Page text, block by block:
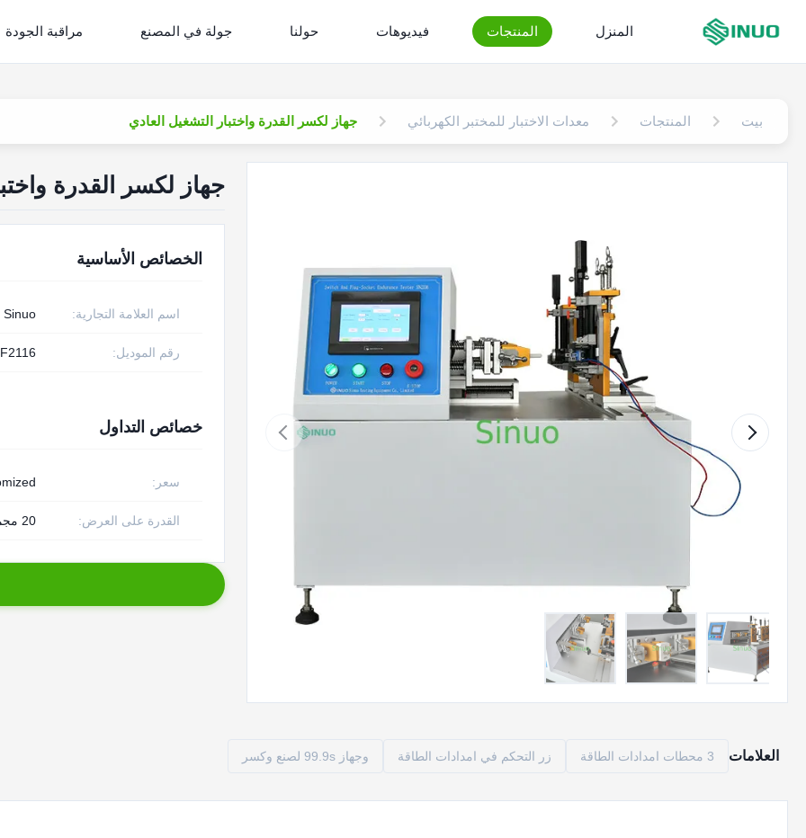
المنزل المنتجات فيديوهات حولنا جولة في المصنع مراقبة الجودة
بيت المنتجات معدات الاختبار للمختبر الكهربائي جهاز لكسر القدرة واختبار التشغيل العادي
جهاز لكسر القدرة
الخصائص الأساسية
اسم العلامة التجارية: Sinuo
رقم الموديل:
خصائص التداول
سعر:
القدرة على العرض: 20 مجموعة شهريا
العلامات 3 محطات امدادات الطاقة زر التحكم في امدادات الطاقة وجهاز 99.9s لصنع وكسر